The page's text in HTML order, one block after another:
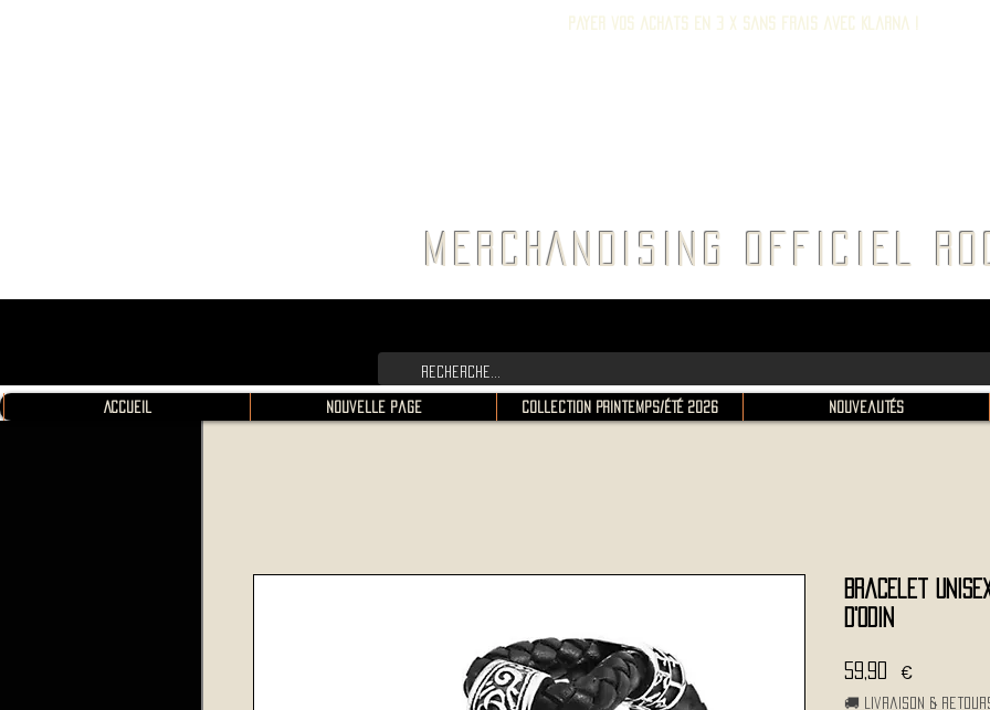
Payer vos achats en 3 x sans frais avec Klarna !
MERCHANDISING OFFICIEL
Accueil Nouvelle page Collection Printemps/Été 2026 Nouveautés
Bracelet
d'Odin
59,90 €
🚚 Livraison &